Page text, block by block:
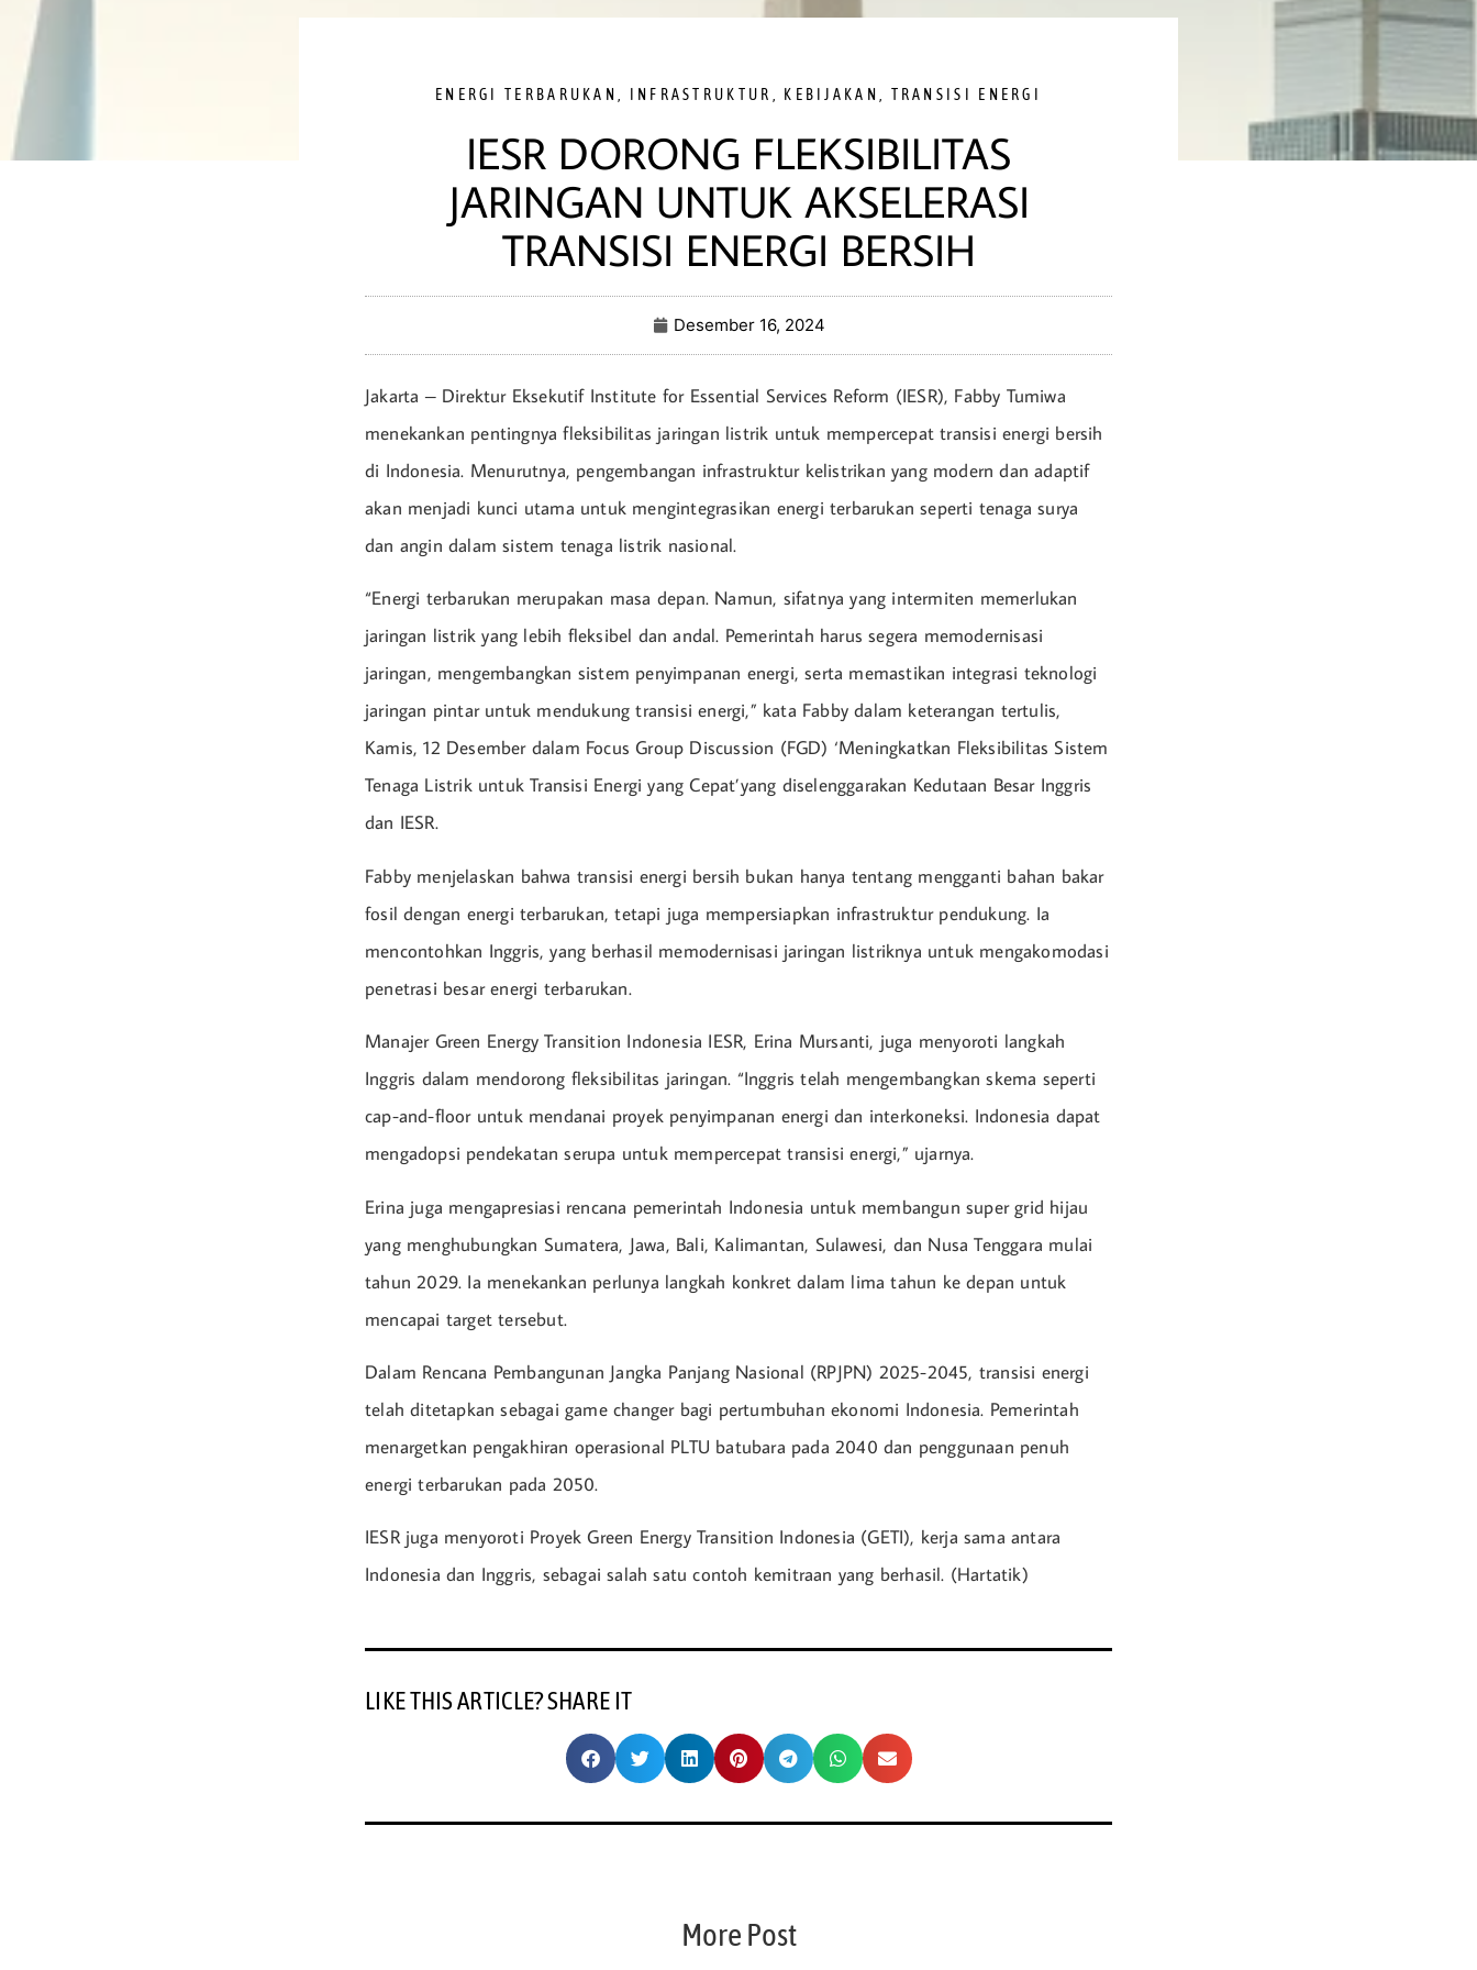
ENERGI TERBARUKAN INFRASTRUKTUR KEBIJAKAN TRANSISI ENERGI
IESR DORONG FLEKSIBILITAS
JARINGAN UNTUK AKSELERASI
TRANSISI ENERGI BERSIH
Desember 16, 2024
Jakarta – Direktur Eksekutif Institute for Essential Services Reform (IESR), Fabby Tumiwa
menekankan pentingnya fleksibilitas jaringan listrik untuk mempercepat transisi energi bersih
di Indonesia. Menurutnya, pengembangan infrastruktur kelistrikan yang modern dan adaptif
akan menjadi kunci utama untuk mengintegrasikan energi terbarukan seperti tenaga surya
dan angin dalam sistem tenaga listrik nasional.
“Energi terbarukan merupakan masa depan. Namun, sifatnya yang intermiten memerlukan
jaringan listrik yang lebih fleksibel dan andal. Pemerintah harus segera memodernisasi
jaringan, mengembangkan sistem penyimpanan energi, serta memastikan integrasi teknologi
jaringan pintar untuk mendukung transisi energi,” kata Fabby dalam keterangan tertulis,
Kamis, 12 Desember dalam Focus Group Discussion (FGD) ‘Meningkatkan Fleksibilitas Sistem
Tenaga Listrik untuk Transisi Energi yang Cepat’yang diselenggarakan Kedutaan Besar Inggris
dan IESR.
Fabby menjelaskan bahwa transisi energi bersih bukan hanya tentang mengganti bahan bakar
fosil dengan energi terbarukan, tetapi juga mempersiapkan infrastruktur pendukung. Ia
mencontohkan Inggris, yang berhasil memodernisasi jaringan listriknya untuk mengakomodasi
penetrasi besar energi terbarukan.
Manajer Green Energy Transition Indonesia IESR, Erina Mursanti, juga menyoroti langkah
Inggris dalam mendorong fleksibilitas jaringan. “Inggris telah mengembangkan skema seperti
cap-and-floor untuk mendanai proyek penyimpanan energi dan interkoneksi. Indonesia dapat
mengadopsi pendekatan serupa untuk mempercepat transisi energi,” ujarnya.
Erina juga mengapresiasi rencana pemerintah Indonesia untuk membangun super grid hijau
yang menghubungkan Sumatera, Jawa, Bali, Kalimantan, Sulawesi, dan Nusa Tenggara mulai
tahun 2029. Ia menekankan perlunya langkah konkret dalam lima tahun ke depan untuk
mencapai target tersebut.
Dalam Rencana Pembangunan Jangka Panjang Nasional (RPJPN) 2025-2045, transisi energi
telah ditetapkan sebagai game changer bagi pertumbuhan ekonomi Indonesia. Pemerintah
menargetkan pengakhiran operasional PLTU batubara pada 2040 dan penggunaan penuh
energi terbarukan pada 2050.
IESR juga menyoroti Proyek Green Energy Transition Indonesia (GETI), kerja sama antara
Indonesia dan Inggris, sebagai salah satu contoh kemitraan yang berhasil. (Hartatik)
LIKE THIS ARTICLE? SHARE IT
More Post